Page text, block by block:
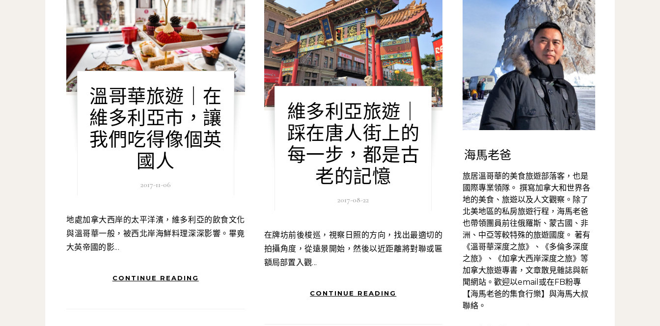
溫哥華旅遊｜在
維多利亞市，讓
我們吃得像個英
國人
2017-11-06
地處加拿大西岸的太平洋濱，維多利亞的飲食文化
與溫哥華一般，被西北岸海鮮料理深深影響。畢竟
大英帝國的影...
CONTINUE READING
維多利亞旅遊｜
踩在唐人街上的
每一步，都是古
老的記憶
2017-08-22
在牌坊前後梭巡，視察日照的方向，找出最適切的
拍攝角度，從遠景開始，然後以近距離將對聯或匾
額局部置入觀...
CONTINUE READING
海馬老爸
旅居溫哥華的美食旅遊部落客，也是
國際專業領隊。 撰寫加拿大和世界各
地的美食、旅遊以及人文觀察。除了
北美地區的私房旅遊行程，海馬老爸
也帶領團員前往俄羅斯、蒙古國、非
洲、中亞等較特殊的旅遊國度。 著有
《溫哥華深度之旅》、《多倫多深度
之旅》、《加拿大西岸深度之旅》等
加拿大旅遊專書，文章散見雜誌與新
聞網站。歡迎以email或在FB粉專
【海馬老爸的集食行樂】與海馬大叔
聯絡。